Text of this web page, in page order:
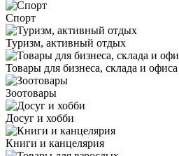
Спорт
Туризм, активный отдых
Товары для бизнеса, склада и офиса
Зоотовары
Досуг и хобби
Книги и канцелярия